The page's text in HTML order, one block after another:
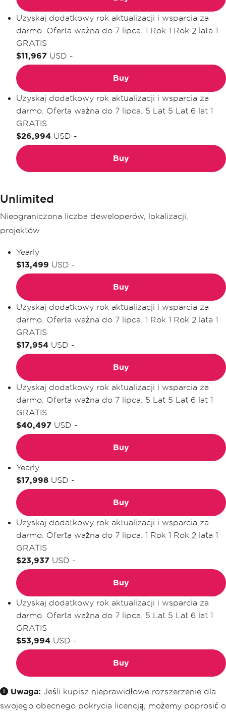
Uzyskaj dodatkowy rok aktualizacji i wsparcia za
darmo. Oferta ważna do 7 lipca. 1 Rok 1 Rok 2 lata 1
GRATIS
$11,967 USD -
Buy
Uzyskaj dodatkowy rok aktualizacji i wsparcia za
darmo. Oferta ważna do 7 lipca. 5 Lat 5 Lat 6 lat 1
GRATIS
$26,994 USD -
Buy
Unlimited
Nieograniczona liczba deweloperów, lokalizacji,
projektów
Yearly
$13,499 USD -
Buy
Uzyskaj dodatkowy rok aktualizacji i wsparcia za
darmo. Oferta ważna do 7 lipca. 1 Rok 1 Rok 2 lata 1
GRATIS
$17,954 USD -
Buy
Uzyskaj dodatkowy rok aktualizacji i wsparcia za
darmo. Oferta ważna do 7 lipca. 5 Lat 5 Lat 6 lat 1
GRATIS
$40,497 USD -
Buy
Yearly
$17,998 USD -
Buy
Uzyskaj dodatkowy rok aktualizacji i wsparcia za
darmo. Oferta ważna do 7 lipca. 1 Rok 1 Rok 2 lata 1
GRATIS
$23,937 USD -
Buy
Uzyskaj dodatkowy rok aktualizacji i wsparcia za
darmo. Oferta ważna do 7 lipca. 5 Lat 5 Lat 6 lat 1
GRATIS
$53,994 USD -
Buy
Uwaga: Jeśli kupisz nieprawidłowe rozszerzenie dla
swojego obecnego pokrycia licencją, możemy poprosić o